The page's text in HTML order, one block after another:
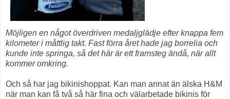
Möjligen en något överdriven medaljglädje efter knappa fem
kilometer i måttlig takt. Fast förra året hade jag borrelia och
kunde inte springa, så det här är ett framsteg ändå, när allt
kommer omkring.
Och så har jag bikinishoppat. Kan man annat än älska H&M
när man kan få två så här fina och välarbetade bikinis för